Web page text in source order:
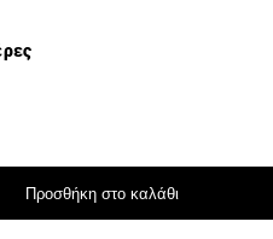
Προσθήκη στο καλάθι